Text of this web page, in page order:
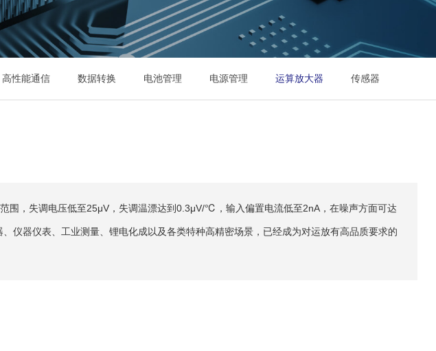
高性能通信 数据转换 电池管理 电源管理 运算放大器 传感器
围，失调电压低至25μV，失调温漂达到0.3μV/℃，输入偏置电流低至2nA，在噪声方面可达
仪器仪表、工业测量、锂电化成以及各类特种高精密场景，已经成为对运放有高品质要求的